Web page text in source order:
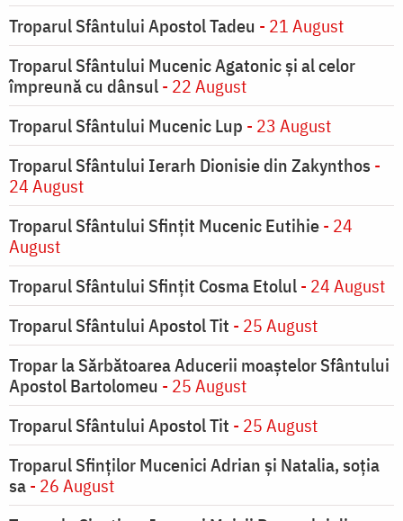
Troparul Sfântului Apostol Tadeu - 21 August
Troparul Sfântului Mucenic Agatonic şi al celor
împreună cu dânsul- 22 August
Troparul Sfântului Mucenic Lup - 23 August
Troparul Sfântului Ierarh Dionisie din Zakynthos -
24 August
Troparul Sfântului Sfinţit Mucenic Eutihie- 24
August
Troparul Sfântului Sfinţit Cosma Etolul- 24 August
Troparul Sfântului Apostol Tit - 25 August
Tropar la Sărbătoarea Aducerii moaştelor Sfântului
Apostol Bartolomeu - 25 August
Troparul Sfântului Apostol Tit - 25 August
Troparul Sfinţilor Mucenici Adrian şi Natalia, soţia
sa- 26 August